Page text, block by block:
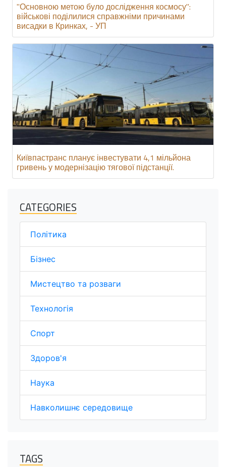
"Основною метою було дослідження космосу":
військові поділилися справжніми причинами
висадки в Кринках, - УП
Київпастранс планує інвестувати 4,1 мільйона
гривень у модернізацію тягової підстанції.
CATEGORIES
Політика
Бізнес
Мистецтво та розваги
Технологія
Спорт
Здоров'я
Наука
Навколишнє середовище
TAGS